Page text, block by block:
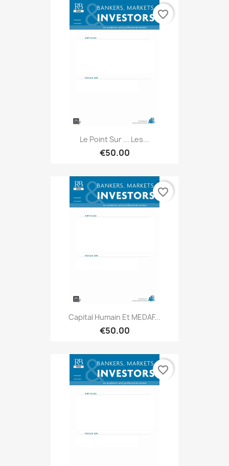
Le Point Sur ... Les...
€50.00
favorite_border
Capital Humain Et MEDAF...
€50.00
favorite_border
favorite_border